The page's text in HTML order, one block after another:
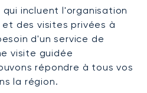
incluent l'organisation
des visites privées à
d'un service de
visite guidée
répondre à tous vos
la région.